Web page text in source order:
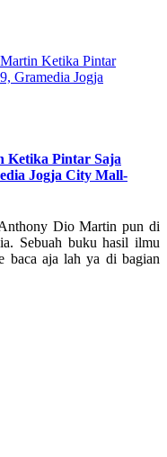
Ketika Pintar Saja
Jogja City Mall-
Dio Martin pun di
Sebuah buku hasil ilmu
baca aja lah ya di bagian